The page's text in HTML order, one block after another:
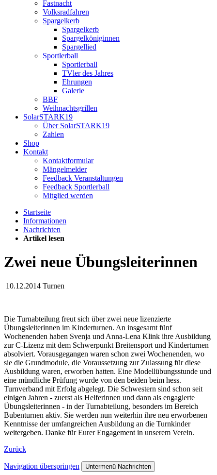
Fastnacht
Volksradfahren
Spargelkerb
Spargelkerb
Spargelköniginnen
Spargellied
Sportlerball
Sportlerball
TVler des Jahres
Ehrungen
Galerie
BBF
Weihnachtsgrillen
SolarSTARK19
Über SolarSTARK19
Zahlen
Shop
Kontakt
Kontaktformular
Mängelmelder
Feedback Veranstaltungen
Feedback Sportlerball
Mitglied werden
Startseite
Informationen
Nachrichten
Artikel lesen
Zwei neue Übungsleiterinnen
10.12.2014 Turnen
Die Turnabteilung freut sich über zwei neue lizenzierte
Übungsleiterinnen im Kinderturnen. An insgesamt fünf
Wochenenden haben Svenja und Anna-Lena Klink ihre Ausbildung
zur C-Lizenz mit dem Schwerpunkt Breitensport und Kinderturnen
absolviert. Vorausgegangen waren schon zwei Wochenenden, wo
sie die Grundmodule, die Voraussetzung zur Zulassung für diese
Ausbildung waren, erworben hatten. Eine Modellübungsstunde und
eine mündliche Prüfung wurde von den beiden beim hess.
Turnverband mit Erfolg abgelegt. Die Schwestern sind schon seit
einigen Jahren - zuerst als Helferinnen und dann als engagierte
Übungsleiterinnen - in der Turnabteilung, besonders im Bereich
Bubenturnen aktiv. Sie werden nun weiterhin ihre neu erworbenen
Kenntnisse der umfangreichen Ausbildung an die Turnkinder
weitergeben. Danke für Eurer Engagement in unserem Verein.
Zurück
Navigation überspringen Untermenü Nachrichten